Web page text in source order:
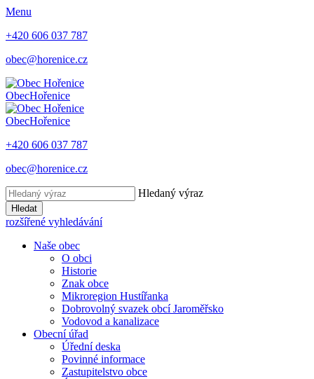
Menu
+420 606 037 787
obec@horenice.cz
ObecHořenice
ObecHořenice
+420 606 037 787
obec@horenice.cz
Hledaný výraz
Hledat
rozšířené vyhledávání
Naše obec
O obci
Historie
Znak obce
Mikroregion Hustířanka
Dobrovolný svazek obcí Jaroměřsko
Vodovod a kanalizace
Obecní úřad
Úřední deska
Povinné informace
Zastupitelstvo obce